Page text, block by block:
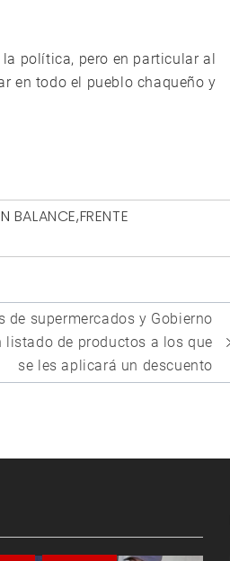
la política, pero en particular al
en todo el pueblo chaqueño y
BALANCE,FRENTE
de supermercados y Gobierno
listado de productos a los que
se les aplicará un descuento